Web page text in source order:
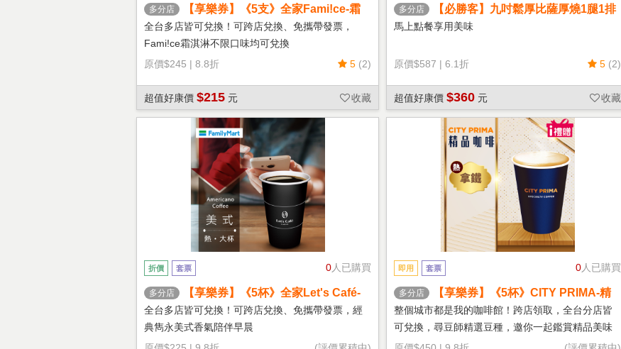
多分店
【享樂券】《5支》全家Fami!ce-霜
淇淋(口味不限)
全台多店皆可兌換！可跨店兌換、免攜帶發票，
Fami!ce霜淇淋不限口味均可兌換
原價$245 | 8.8折 5 (2)
超值好康價 $215 元 收藏
多分店
【必勝客】九吋鬆厚比薩厚燒1腿1排
套餐 享樂券
馬上點餐享用美味
原價$587 | 6.1折 5 (2)
超值好康價 $360 元 收藏
0人已購買
折價 套票
多分店
【享樂券】《5杯》全家Let's Café-
熱美式(大杯)
全台多店皆可兌換！可跨店兌換、免攜帶發票，經
典雋永美式香氣陪伴早晨
0人已購買
即用 套票
多分店
【享樂券】《5杯》CITY PRIMA-精
品拿鐵(中杯-熱)
整個城市都是我的咖啡館！跨店領取，全台分店皆
可兌換，尋豆師精選豆種，邀你一起鑑賞精品美味